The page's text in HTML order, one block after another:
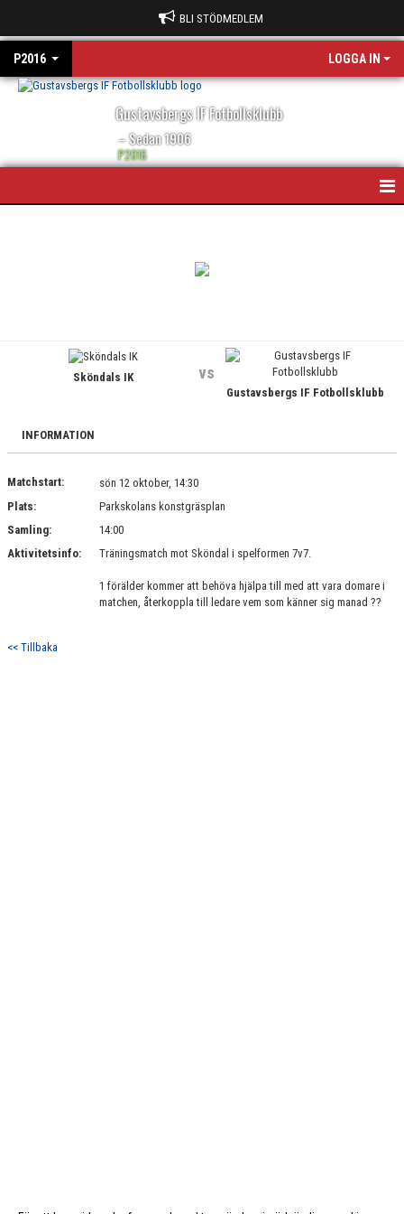
BLI STÖDMEDLEM
P2016 LOGGA IN
Gustavsbergs IF Fotbollsklubb
– Sedan 1906
P2016
KONTAKT
Sköndals IK vs
Gustavsbergs IF Fotbollsklubb
INFORMATION
Matchstart:
sön 12 oktober, 14:30
Plats:
Parkskolans konstgräsplan
Samling:
14:00
Aktivitetsinfo:
Träningsmatch mot Sköndal i spelformen 7v7.
1 förälder kommer att behöva hjälpa till med att vara domare i
matchen, återkoppla till ledare vem som känner sig manad ??
<< Tillbaka